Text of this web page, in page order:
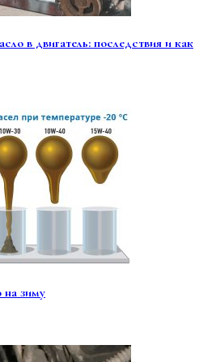
в двигатель: последствия и как
зиму